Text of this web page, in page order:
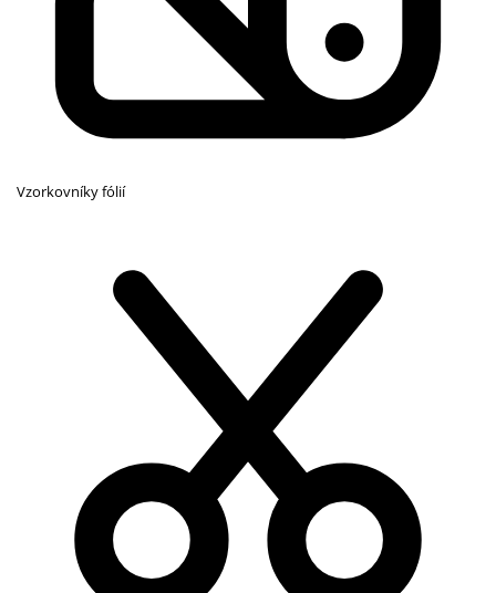
Vzorkovníky fólií